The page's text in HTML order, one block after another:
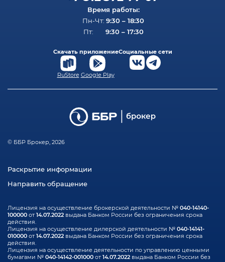
Время работы:
Пн-Чт: 9:30 – 18:30
Пт: 9:30 – 17:30
Скачать приложение
RuStore Google Play
Социальные сети
© ББР Брокер, 2026
Лицензия на осуществление брокерской деятельности № 040-14140-
100000от14.07.2022выдана Банком России без ограничения срока
действия.
Лицензия на осуществление дилерской деятельности № 040-14141-
010000от14.07.2022выдана Банком России без ограничения срока
действия.
Лицензия на осуществление деятельности по управлению ценными
бумагами № 040-14142-001000от14.07.2022выдана Банком России без
Раскрытие информации
Направить обращение